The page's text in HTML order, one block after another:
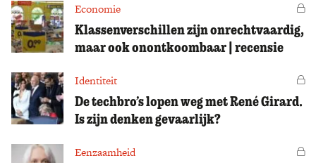
Economie
Klassenverschillen zijn onrechtvaardig,
maar ook onontkoombaar | recensie
Identiteit
De techbro’s lopen weg met René Girard.
Is zijn denken gevaarlijk?
Eenzaamheid